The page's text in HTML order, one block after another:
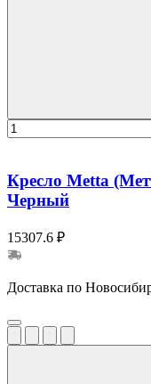
Кресло Metta
Черный
15307.6 ₽
Доставка по